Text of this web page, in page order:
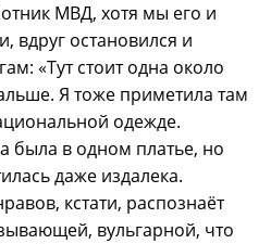
МВД, хотя мы его и
вдруг остановился и
«Тут стоит одна около
Я тоже приметила там
одежде.
была в одном платье, но
даже издалека.
кстати, распознаёт
вульгарной, что